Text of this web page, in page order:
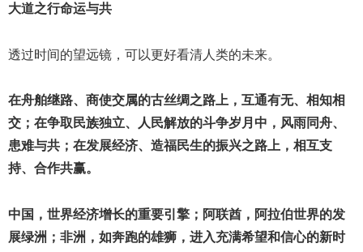
大道之行命运与共
透过时间的望远镜，可以更好看清人类的未来。
在舟舶继路、商使交属的古丝绸之路上，互通有无、相知相
交；在争取民族独立、人民解放的斗争岁月中，风雨同舟、
患难与共；在发展经济、造福民生的振兴之路上，相互支
持、合作共赢。
中国，世界经济增长的重要引擎；阿联酋，阿拉伯世界的发
展绿洲；非洲，如奔跑的雄狮，进入充满希望和信心的新时